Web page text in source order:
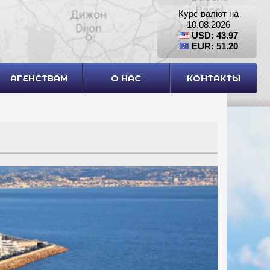
Курс валют на
10.08.2026
USD: 43.97
EUR: 51.20
АГЕНСТВАМ О НАС КОНТАКТЫ